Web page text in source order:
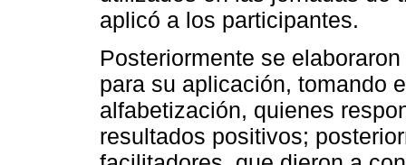
aplicó a los participantes.
Posteriormente se
para su aplicación, tomando
alfabetización, quienes
resultados positivos;